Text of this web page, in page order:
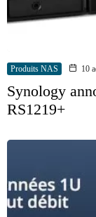
Produits NAS 10
Synology
RS1219+